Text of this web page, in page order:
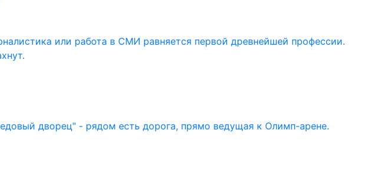
или работа в СМИ равняется первой древнейшей профессии.
дворец" - рядом есть дорога, прямо ведущая к Олимп-арене.